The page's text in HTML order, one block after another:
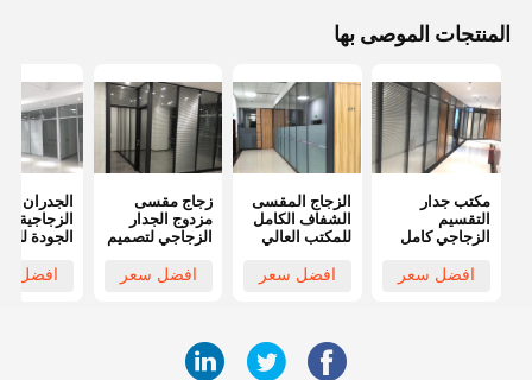
المنتجات الموصى بها
مكتب جدار
التقسيم
الزجاجي كامل
جدار التقسيم
افضل سعر
الزجاج المقسى
الشفاف الكامل
للمكتب العالي
فرملس
افضل سعر
زجاج مقسى
مزدوج الجدار
الزجاجي لتصميم
المكتبي
افضل سعر
الجدران
الزجاجية
الجودة
المكاتب
افضل